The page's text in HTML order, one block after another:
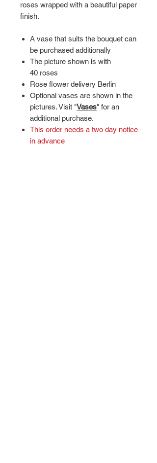
roses wrapped with a beautiful paper
finish.
A vase that suits the bouquet can
be purchased additionally
The picture shown is with
40 roses
Rose flower delivery Berlin
Optional vases are shown in the
pictures. Visit "Vases" for an
additional purchase.
This order needs a two day notice
in advance